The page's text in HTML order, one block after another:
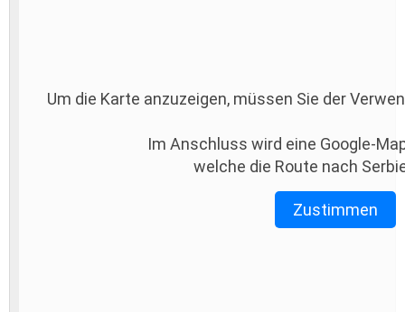
Um die Karte anzuzeigen, müssen Sie der
Im Anschluss wird eine Google-
welche die Route nach
Zustimmen